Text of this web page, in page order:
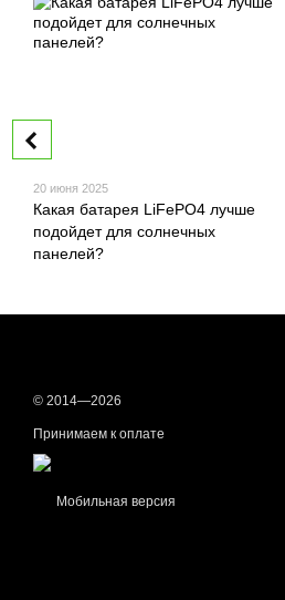
20 июня 2025
Какая батарея LiFePO4 лучше
подойдет для солнечных
панелей?
© 2014—2026
Принимаем к оплате
Мобильная версия